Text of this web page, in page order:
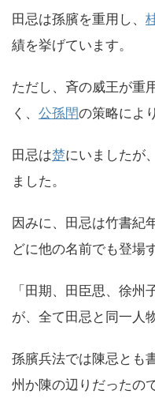
田忌は孫臏を重用し、
績を挙げています。
ただし、斉の威王が重
く、 公孫閈の策略によ
田忌は楚にいましたが
ました。
因みに、田忌は竹書紀
どに他の名前でも登場
「田期、田臣思、徐
が、全て田忌と同一人
孫臏兵法では陳忌とも
州か陳の辺りだったの